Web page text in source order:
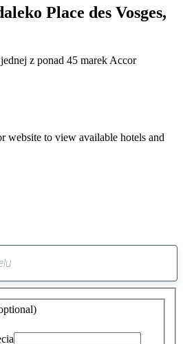
Place des Vosges,
z ponad 45 marek Accor
website to view available hotels and
sugestia
została
znaleziona